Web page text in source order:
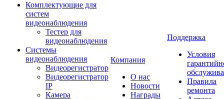
Комплектующие для
систем
видеонаблюдения
Тестер для
видеонаблюдения
Системы
видеонаблюдения
Видеорегистратор
Видеорегистратор
IP
Камера
Компания
О нас
Новости
Награды
Поддержка
Условия
Правила
ремонта